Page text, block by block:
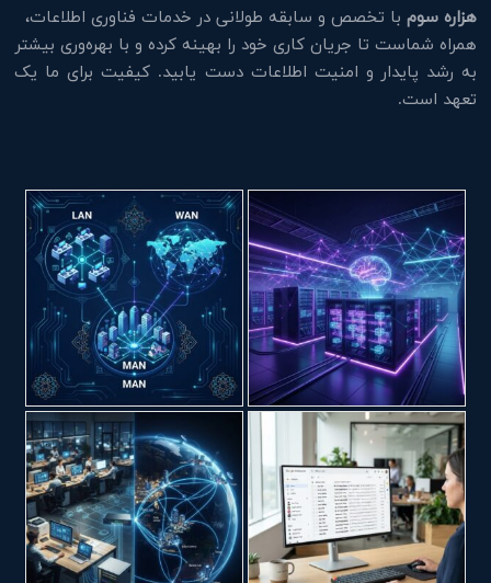
هزاره سوم با تخصص و سابقه طولانی در خدمات فناوری اطلاعات،
همراه شماست تا جریان کاری خود را بهینه کرده و با بهره‌وری بیشتر
به رشد پایدار و امنیت اطلاعات دست یابید. کیفیت برای ما یک
تعهد است.